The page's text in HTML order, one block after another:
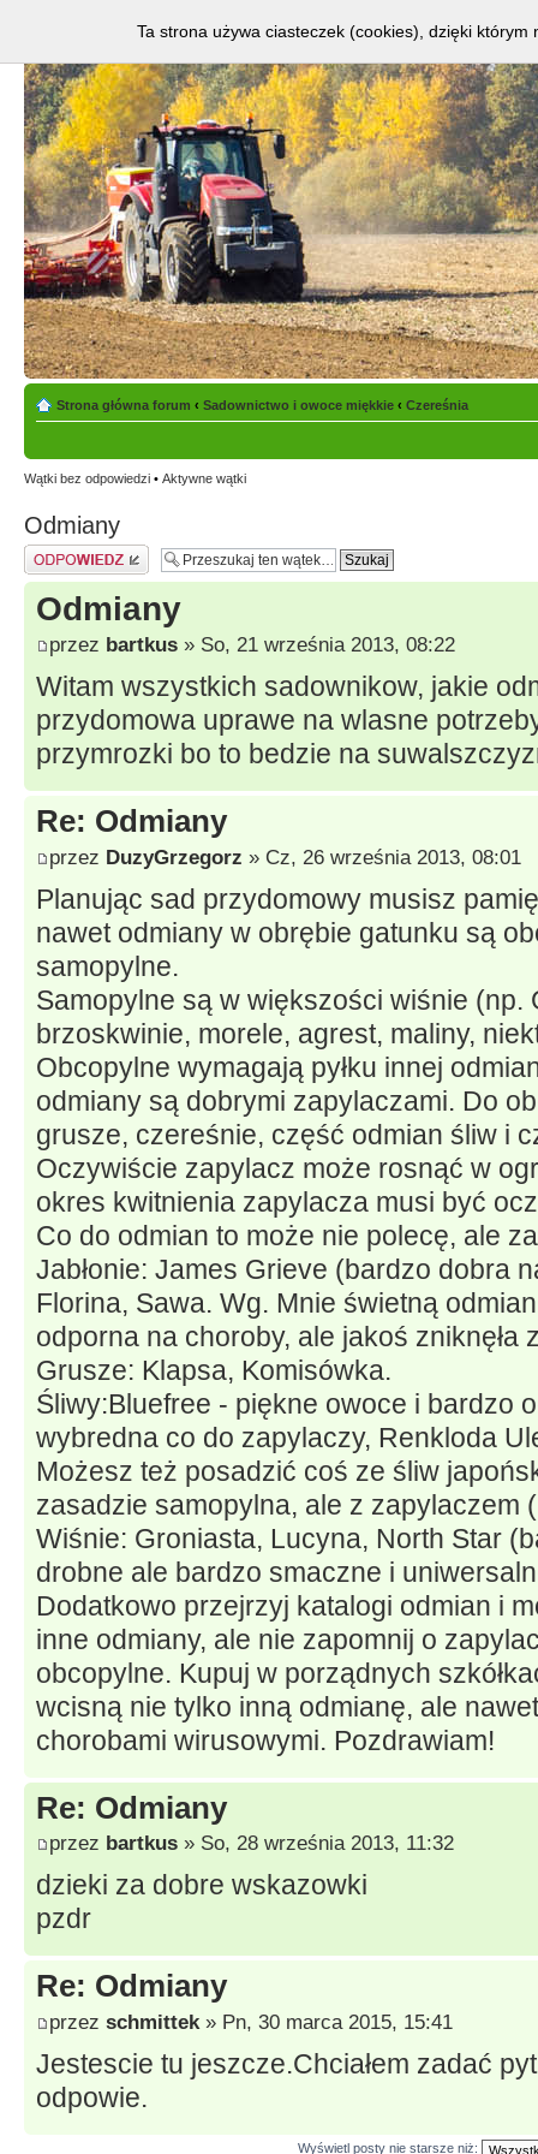
Strona główna forum ‹ Sadownictwo i owoce miękkie ‹ Czereśnia
Wątki bez odpowiedzi • Aktywne wątki
Odmiany
Odpowiedz
Odmiany
przez bartkus » So, 21 września 2013, 08:22
Witam wszystkich sadownikow, jakie
przydomowa uprawe na wlasne
przymrozki bo to bedzie na
Re: Odmiany
przez DuzyGrzegorz » Cz, 26 września 2013, 08:01
Planując sad przydomowy musisz
nawet odmiany w obrębie gatunku są
samopylne.
Samopylne są w większości wiśnie (np.
brzoskwinie, morele, agrest, maliny,
Obcopylne wymagają pyłku innej
odmiany są dobrymi zapylaczami. Do
grusze, czereśnie, część odmian śliw i
Oczywiście zapylacz może rosnąć w
okres kwitnienia zapylacza musi być
Co do odmian to może nie polecę, ale
Jabłonie: James Grieve (bardzo dobra
Florina, Sawa. Wg. Mnie świetną
odporna na choroby, ale jakoś zniknęła
Grusze: Klapsa, Komisówka.
Śliwy:Bluefree - piękne owoce i bardzo
wybredna co do zapylaczy, Renkloda
Możesz też posadzić coś ze śliw
zasadzie samopylna, ale z zapylaczem
Wiśnie: Groniasta, Lucyna, North Star
drobne ale bardzo smaczne i
Dodatkowo przejrzyj katalogi odmian i
inne odmiany, ale nie zapomnij o
obcopylne. Kupuj w porządnych
wcisną nie tylko inną odmianę, ale
chorobami wirusowymi. Pozdrawiam!
Re: Odmiany
przez bartkus » So, 28 września 2013, 11:32
dzieki za dobre wskazowki
pzdr
Re: Odmiany
przez schmittek » Pn, 30 marca 2015, 15:41
Jestescie tu jeszcze.Chciałem zadać
odpowie.
Wyświetl posty nie starsze niż:
Ta strona używa ciasteczek (cookies), dzięki którym